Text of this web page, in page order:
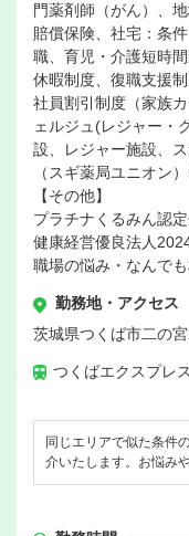
門薬剤師（がん）、
賠償保険、社宅：条
職、育児・介護短時
休暇制度、復職支援
社員割引制度（家族
ェルジュ(レジャー・
設、レジャー施設、
（スギ薬局ユニオン
【その他】
プラチナくるみん認
健康経営優良法人
職場の悩み・なんで
勤務地・アクセス
茨城県つくば市二の
つくばエクスプレ
同じエリアで似た条件
介いたします。お悩み